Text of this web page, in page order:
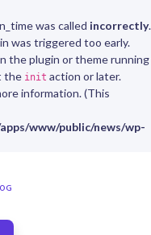
was called incorrectly.
was triggered too early.
the plugin or theme running
the init action or later.
information. (This
www/public/news/wp-